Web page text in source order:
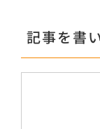
記事を書